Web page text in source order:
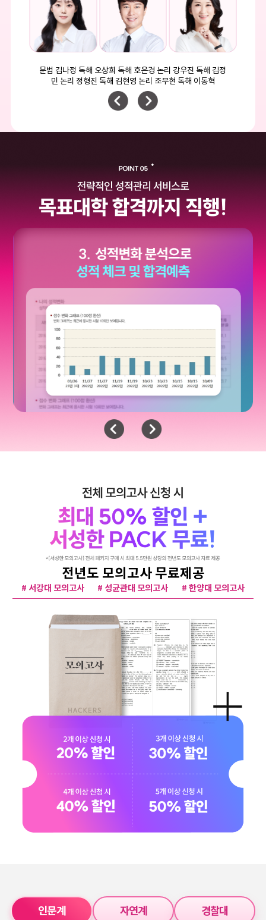
문법 김나정 독해 오상희 독해 호은경 논리 강우진 독해 김정
민 논리 정형진 독해 김현영 논리 조무현 독해 이동혁
전년도 모의고사 무료제공
# 서강대 모의고사 # 성균관대 모의고사 # 한양대 모의고사
인문계 자연계 경찰대